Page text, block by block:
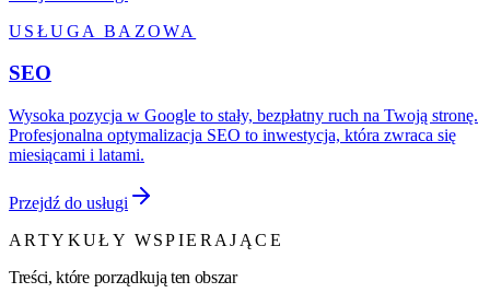
USŁUGA BAZOWA
SEO
Wysoka pozycja w Google to stały, bezpłatny ruch na Twoją stronę.
Profesjonalna optymalizacja SEO to inwestycja, która zwraca się
miesiącami i latami.
Przejdź do usługi
ARTYKUŁY WSPIERAJĄCE
Treści, które porządkują ten obszar